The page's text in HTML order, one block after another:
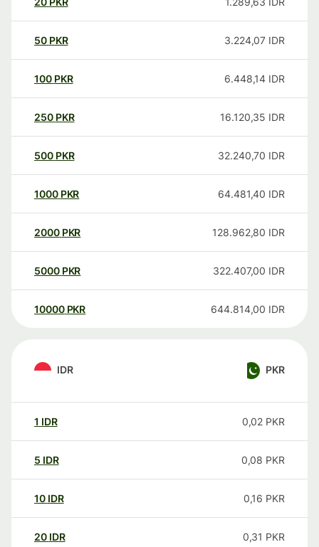
50 PKR 3.224,07 IDR
100 PKR 6.448,14 IDR
250 PKR 16.120,35 IDR
500 PKR 32.240,70 IDR
1000 PKR 64.481,40 IDR
2000 PKR 128.962,80 IDR
5000 PKR 322.407,00 IDR
10000 PKR 644.814,00 IDR
IDR PKR
1 IDR 0,02 PKR
5 IDR 0,08 PKR
10 IDR 0,16 PKR
20 IDR 0,31 PKR